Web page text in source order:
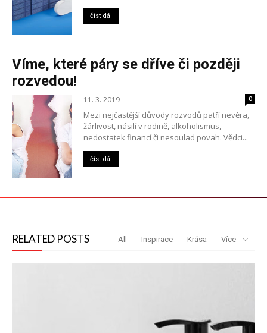
číst dál
Víme, které páry se dříve či později
rozvedou!
11. 3. 2019 0
Mezi nejčastější důvody rozvodů patří nevěra,
žárlivost, násilí v rodině, alkoholismus,
nedostatek financí či nesoulad povah. Vědci...
číst dál
RELATED POSTS All Inspirace Krása Více